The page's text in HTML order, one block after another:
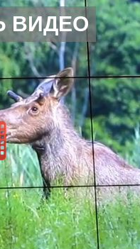
ВИДЕО